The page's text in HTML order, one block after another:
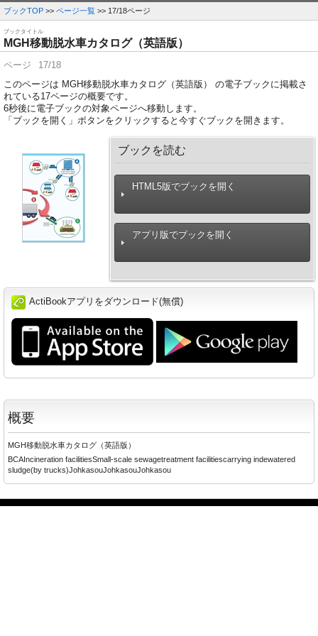
ブックTOP >> ページ一覧 >> 17/18ページ
ブックタイトル
MGH移動脱水車カタログ（英語版）
ページ
17/18
このページは MGH移動脱水車カタログ（英語版） の電子ブックに掲載さ
れている17ページの概要です。
6秒後に電子ブックの対象ページへ移動します。
「ブックを開く」ボタンをクリックすると今すぐブックを開きます。
ブックを読む
HTML5版でブックを開く
アプリ版でブックを開く
ActiBookアプリをダウンロード(無償)
概要
MGH移動脱水車カタログ（英語版）
BCAIncineration facilitiesSmall-scale sewagetreatment facilitiescarrying indewatered
sludge(by trucks)JohkasouJohkasouJohkasou